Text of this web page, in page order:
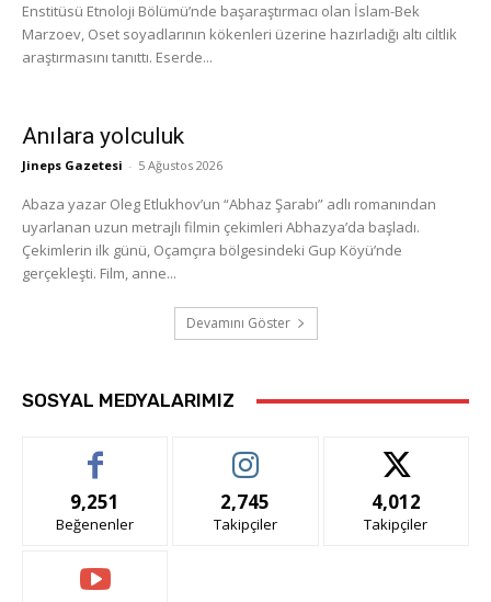
Enstitüsü Etnoloji Bölümü’nde başaraştırmacı olan İslam-Bek
Marzoev, Oset soyadlarının kökenleri üzerine hazırladığı altı ciltlik
araştırmasını tanıttı. Eserde...
Anılara yolculuk
Jineps Gazetesi - 5 Ağustos 2026
Abaza yazar Oleg Etlukhov’un “Abhaz Şarabı” adlı romanından
uyarlanan uzun metrajlı filmin çekimleri Abhazya’da başladı.
Çekimlerin ilk günü, Oçamçıra bölgesindeki Gup Köyü’nde
gerçekleşti. Film, anne...
Devamını Göster
SOSYAL MEDYALARIMIZ
9,251
Beğenenler
2,745
Takipçiler
4,012
Takipçiler